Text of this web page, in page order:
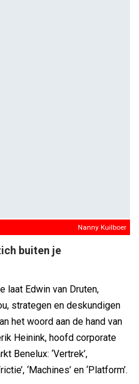
het woord aan de hand van
Heinink, hoofd corporate
Benelux: ‘Vertrek’,
‘Machines’ en ‘Platform’.